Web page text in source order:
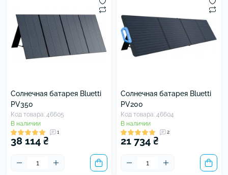
Солнечная батарея Bluetti
PV350
Код товара: 46605
В наличии
1
38 114 ₴
Солнечная батарея Bluetti
PV200
Код товара: 46604
В наличии
2
21 734 ₴